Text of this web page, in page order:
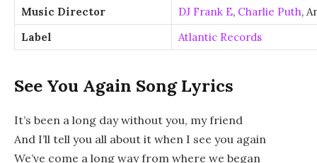
Music Director
DJ Frank E, Charlie Puth,
Label
Atlantic Records
See You Again Song Lyrics
It’s been a long day without you, my friend
And I’ll tell you all about it when I see you again
We’ve come a long way from where we began